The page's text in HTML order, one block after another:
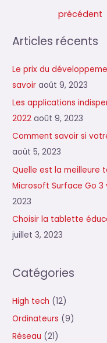
l’article
précédent
Articles récents
Le prix du
savoir août 9, 2023
Les applications
2022 août 9, 2023
Comment savoir si
août 5, 2023
Quelle est la meilleure
Microsoft Surface Go 3
2023
Choisir la tablette
juillet 3, 2023
Catégories
High tech (12)
Ordinateurs (9)
Réseau (21)